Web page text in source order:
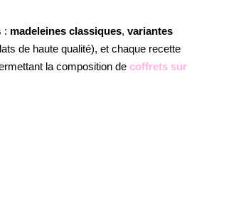
: madeleines classiques, variantes
de haute qualité), et chaque recette
la composition de coffrets sur